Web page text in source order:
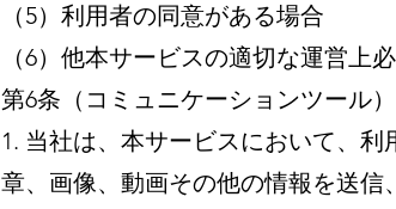
（5）利用者の同意がある場合
（6）他本サービスの適切な運営上
第6条（コミュニケーションツール）
1. 当社は、本サービスにおいて、
章、画像、動画その他の情報を送